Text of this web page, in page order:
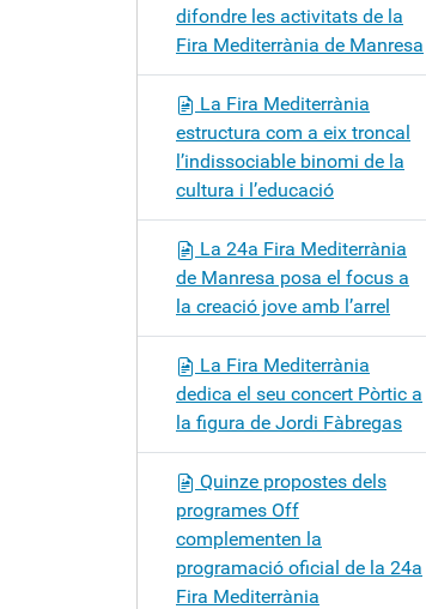
difondre les activitats de la
Fira Mediterrània de Manresa
La Fira Mediterrània
estructura com a eix troncal
l’indissociable binomi de la
cultura i l’educació
La 24a Fira Mediterrània
de Manresa posa el focus a
la creació jove amb l’arrel
La Fira Mediterrània
dedica el seu concert Pòrtic a
la figura de Jordi Fàbregas
Quinze propostes dels
programes Off
complementen la
programació oficial de la 24a
Fira Mediterrània